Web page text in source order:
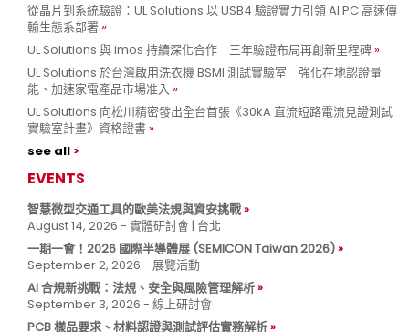
從晶片到系統驗證：UL Solutions 以 USB4 驗證實力引領 AI PC 高速傳
輸生態系部署
UL Solutions 與 imos 持續深化合作 三年驗證布局再創新里程碑
UL Solutions 於台灣啟用洗衣機 BSMI 測試實驗室 強化在地認證量
能、加速家電產品市場准入
UL Solutions 向松川精密發出全台首張《30kA 直流短路電流見證測試
實驗室計畫》資格證書
see all
EVENTS
智慧微型交通工具的歐美法規與資安挑戰
August 14, 2026 - 實體研討會 | 台北
一期一會！2026 國際半導體展 (SEMICON Taiwan 2026)
September 2, 2026 - 展覽活動
AI 合規新挑戰：法規、安全與風險管理解析
September 3, 2026 - 線上研討會
PCB 樣品要求、材料認證與測試評估實務解析